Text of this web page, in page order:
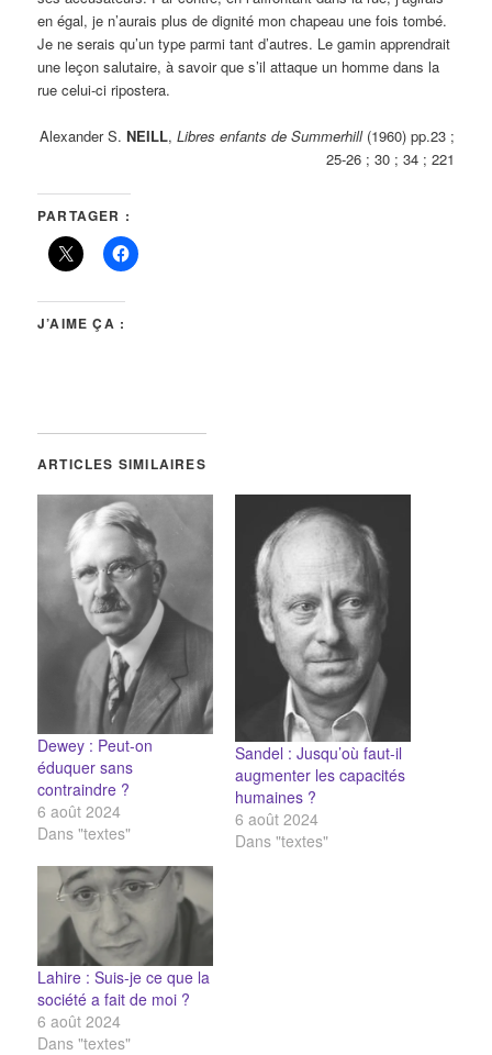
en égal, je n’aurais plus de dignité mon chapeau une fois tombé.
Je ne serais qu’un type parmi tant d’autres. Le gamin apprendrait
une leçon salutaire, à savoir que s’il attaque un homme dans la
rue celui-ci ripostera.
Alexander S. NEILL, Libres enfants de Summerhill(1960) pp.23 ;
25-26 ; 30 ; 34 ; 221
PARTAGER :
J’AIME ÇA :
ARTICLES SIMILAIRES
Dewey : Peut-on
éduquer sans
contraindre ?
6 août 2024
Dans "textes"
Sandel : Jusqu’où faut-il
augmenter les capacités
humaines ?
6 août 2024
Dans "textes"
Lahire : Suis-je ce que la
société a fait de moi ?
6 août 2024
Dans "textes"